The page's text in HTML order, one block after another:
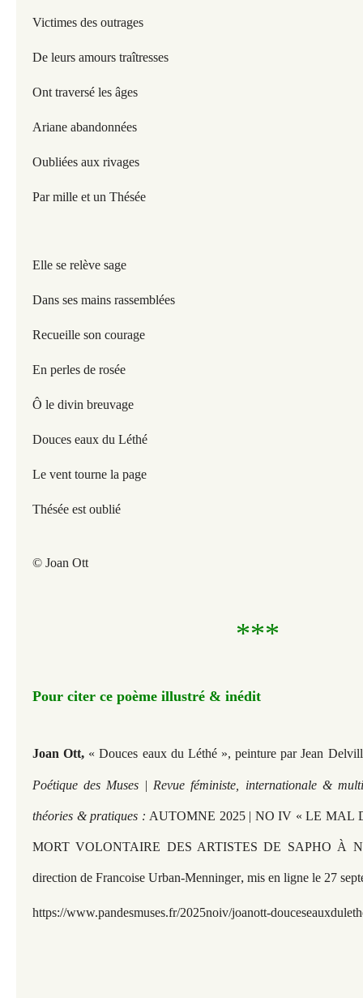
Victimes des outrages
De leurs amours traîtresses
Ont traversé les âges
Ariane abandonnées
Oubliées aux rivages
Par mille et un Thésée
Elle se relève sage
Dans ses mains rassemblées
Recueille son courage
En perles de rosée
Ô le divin breuvage
Douces eaux du Léthé
Le vent tourne la page
Thésée est oublié
© Joan Ott
***
Pour citer ce poème illustré & inédit
Joan Ott, « Douces eaux du Léthé », peinture par Jean
Poétique des Muses | Revue féministe, internationale &
théories & pratiques : AUTOMNE 2025 | NO IV « LE MAL
MORT VOLONTAIRE DES ARTISTES DE SAPHO À
direction de Francoise Urban-Menninger, mis en ligne le 27
https://www.pandesmuses.fr/2025noiv/joanott-